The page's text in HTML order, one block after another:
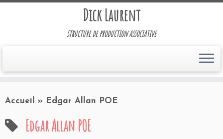
Dick Laurent
structure de production associative
Accueil » Edgar Allan POE
Edgar Allan POE